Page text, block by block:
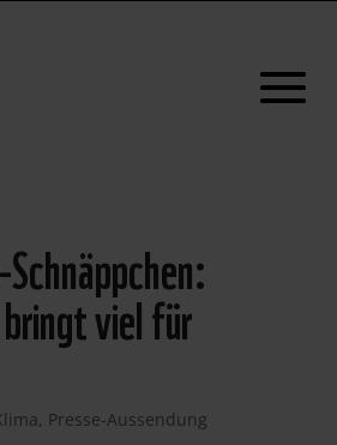
viel für
, Presse-Aussendung